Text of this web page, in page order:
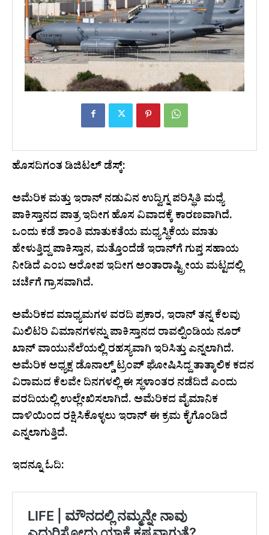
ಹೊಸದಿಗಂತ ಡಿಜಿಟಲ್ ಡೆಸ್ಕ್:
ಅಮೆರಿಕ ಮತ್ತು ಇರಾನ್ ನಡುವಿನ ಉದ್ವಿಗ್ನ ಪರಿಸ್ಥಿತಿ ಮಧ್ಯೆ
ಪಾಕಿಸ್ತಾನದ ಪಾತ್ರ ಇದೀಗ ಹೊಸ ವಿವಾದಕ್ಕೆ ಕಾರಣವಾಗಿದೆ.
ಒಂದು ಕಡೆ ಶಾಂತಿ ಮಾತುಕತೆಯ ಮಧ್ಯಸ್ಥಿಕೆಯ ಮಾತು
ಹೇಳುತ್ತಿದ್ದ ಪಾಕಿಸ್ತಾನ, ಮತ್ತೊಂದೆಡೆ ಇರಾನ್‌ಗೆ ಗುಪ್ತ ಸಹಾಯ
ನೀಡಿದೆ ಎಂಬ ಆರೋಪ ಇದೀಗ ಅಂತಾರಾಷ್ಟ್ರೀಯ ಮಟ್ಟದಲ್ಲಿ
ಚರ್ಚೆಗೆ ಗ್ರಾಸವಾಗಿದೆ.
ಅಮೆರಿಕದ ಮಾಧ್ಯಮಗಳ ವರದಿ ಪ್ರಕಾರ, ಇರಾನ್ ತನ್ನ ಕೆಲವು
ಮಿಲಿಟರಿ ವಿಮಾನಗಳನ್ನು ಪಾಕಿಸ್ತಾನದ ರಾವಲ್ಪಿಂಡಿಯ ನೂರ್
ಖಾನ್ ವಾಯುನೆಲೆಯಲ್ಲಿ ರಹಸ್ಯವಾಗಿ ಇರಿಸಿತ್ತು ಎನ್ನಲಾಗಿದೆ.
ಅಮೆರಿಕ ಅಧ್ಯಕ್ಷ ಡೊನಾಲ್ಡ್ ಟ್ರಂಪ್ ಘೋಷಿಸಿದ್ದ ತಾತ್ಕಾಲಿಕ ಕದನ
ವಿರಾಮದ ಕೆಲವೇ ದಿನಗಳಲ್ಲಿ ಈ ಸ್ಥಳಾಂತರ ನಡೆದಿದೆ ಎಂದು
ವರದಿಯಲ್ಲಿ ಉಲ್ಲೇಖಿಸಲಾಗಿದೆ. ಅಮೆರಿಕದ ವೈಮಾನಿಕ
ದಾಳಿಯಿಂದ ರಕ್ಷಿಸಿಕೊಳ್ಳಲು ಇರಾನ್ ಈ ಕ್ರಮ ಕೈಗೊಂಡಿದೆ
ಎನ್ನಲಾಗುತ್ತಿದೆ.
ಇದನ್ನೂ ಓದಿ: